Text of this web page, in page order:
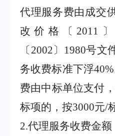
代理服务费由成交
改价格〔 2011 〕
〔 2002〕 1980号文
务收费标准下浮40%
费由中标单位支付
标项的，按3000元/
2.代理服务收费金额